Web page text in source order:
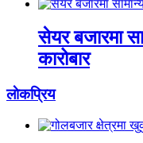
सेयर बजारमा
कारोबार
लाेकप्रिय